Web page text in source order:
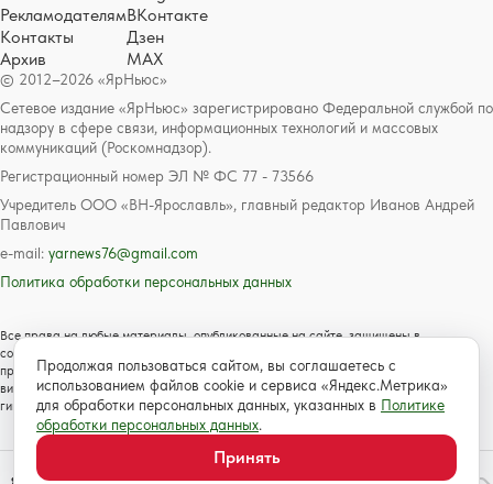
© 2012–2026 «ЯрНьюс»
Сетевое издание «ЯрНьюс» зарегистрировано Федеральной службой по
надзору в сфере связи, информационных технологий и массовых
коммуникаций (Роскомнадзор).
Регистрационный номер ЭЛ № ФС 77 - 73566
Учредитель ООО «ВН-Ярославль», главный редактор Иванов Андрей
Павлович
e-mail: yarnews76@gmail.com
Политика обработки персональных данных
Все права на любые материалы, опубликованные на сайте, защищены в
соответствии с российским и международным законодательством об авторском
праве и смежных правах. Любое использование текстовых, фото, аудио и
видеоматериалов возможно только с согласия правообладателя с обязательной
гиперссылкой на сайт https://www.yarnews.net; Для детей старше 16 лет.
Рекламодателям
Контакты
Архив
ВКонтакте
Дзен
MAX
Продолжая пользоваться сайтом, вы соглашаетесь с
использованием файлов cookie и сервиса «Яндекс.Метрика»
для обработки персональных данных, указанных в Политике
обработки персональных данных.
Принять